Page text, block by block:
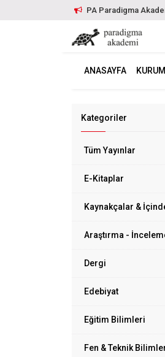
PA Paradigma
ANASAYFA
Kategoriler
Tüm Yayınlar
E-Kitaplar
Kaynakçalar &
Araştırma -
Dergi
Edebiyat
Eğitim Bilimleri
Fen & Teknik